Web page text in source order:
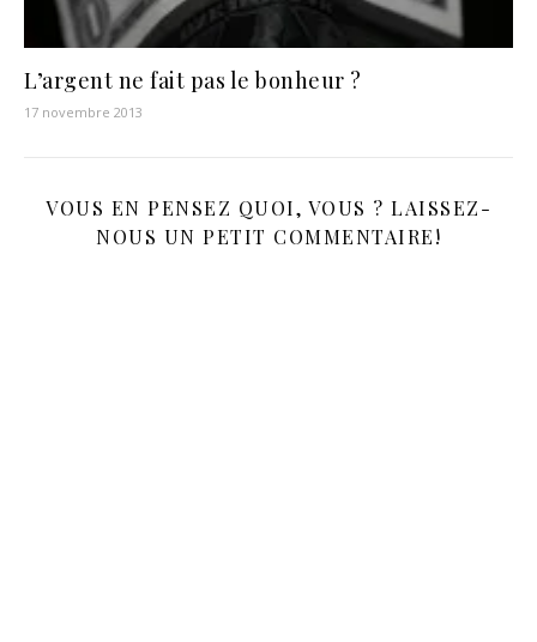
L’argent ne fait pas le bonheur ?
17 novembre 2013
VOUS EN PENSEZ QUOI, VOUS ? LAISSEZ-
NOUS UN PETIT COMMENTAIRE!